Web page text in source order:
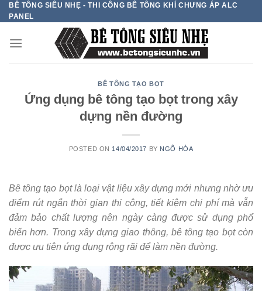
Skip
to
BÊ TÔNG SIÊU NHẸ - THI CÔNG BÊ TÔNG KHÍ CHƯNG ÁP ALC
PANEL
BÊ TÔNG TẠO BỌT
Ứng dụng bê tông tạo bọt trong xây
dựng nền đường
POSTED ON 14/04/2017 BY NGÔ HÒA
Bê tông tạo bọt là loại vật liệu xây dựng mới nhưng nhờ ưu
điểm rút ngắn thời gian thi công, tiết kiệm chi phí mà vẫn
đảm bảo chất lượng nên ngày càng được sử dụng phổ
biến hơn. Trong xây dựng giao thông, bê tông tạo bọt còn
được ưu tiên ứng dụng rộng rãi để làm nền đường.